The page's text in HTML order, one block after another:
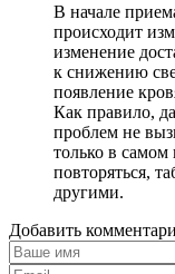
В начале
происходит
изменение
к снижению
появление
Как правило,
проблем не
только в самом
повторяться,
другими.
Добавить